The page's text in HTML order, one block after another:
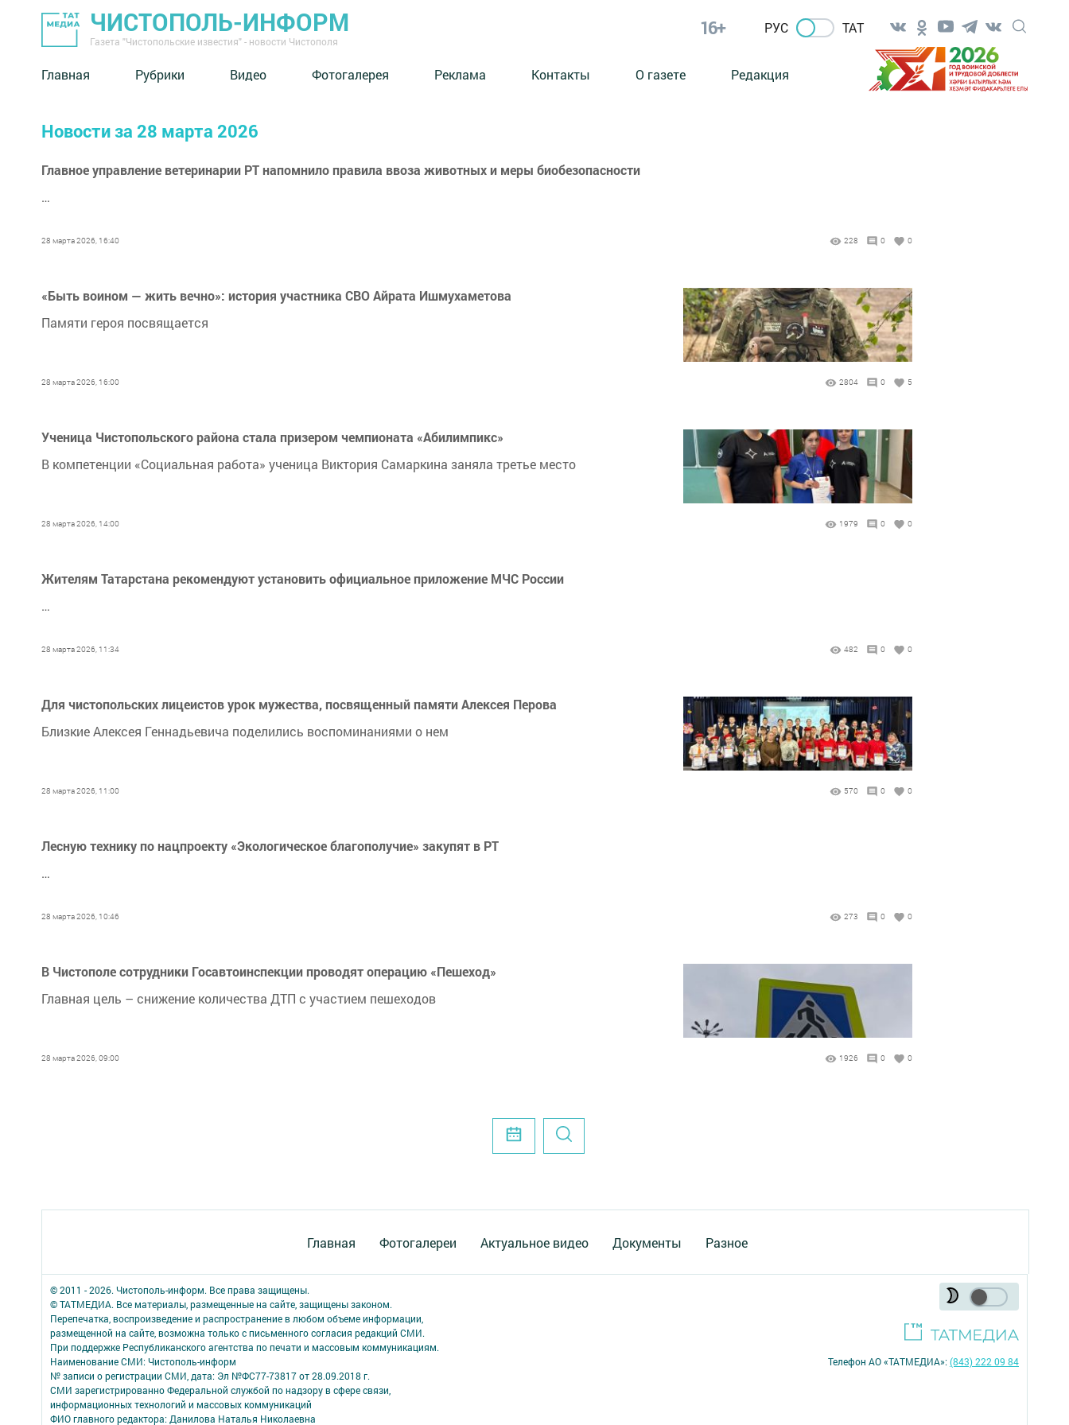
ЧИСТОПОЛЬ-ИНФОРМ
Газета "Чистопольские известия" - новости Чистополя
16+ РУС ТАТ
Главная Рубрики Видео Фотогалерея Реклама Контакты О газете Редакция
Новости за 28 марта 2026
Главное управление ветеринарии РТ напомнило правила ввоза животных и меры биобезопасности
…
28 марта 2026, 16:40 228 0 0
«Быть воином — жить вечно»: история участника СВО Айрата Ишмухаметова
Памяти героя посвящается
28 марта 2026, 16:00 2804 0 5
Ученица Чистопольского района стала призером чемпионата «Абилимпикс»
В компетенции «Социальная работа» ученица Виктория Самаркина заняла третье место
28 марта 2026, 14:00 1979 0 0
Жителям Татарстана рекомендуют установить официальное приложение МЧС России
…
28 марта 2026, 11:34 482 0 0
Для чистопольских лицеистов урок мужества, посвященный памяти Алексея Перова
Близкие Алексея Геннадьевича поделились воспоминаниями о нем
28 марта 2026, 11:00 570 0 0
Лесную технику по нацпроекту «Экологическое благополучие» закупят в РТ
…
28 марта 2026, 10:46 273 0 0
В Чистополе сотрудники Госавтоинспекции проводят операцию «Пешеход»
Главная цель – снижение количества ДТП с участием пешеходов
28 марта 2026, 09:00 1926 0 0
Главная Фотогалереи Актуальное видео Документы Разное
© 2011 - 2026. Чистополь-информ. Все права защищены.
© ТАТМЕДИА. Все материалы, размещенные на сайте, защищены законом.
Перепечатка, воспроизведение и распространение в любом объеме информации,
размещенной на сайте, возможна только с письменного согласия редакций СМИ.
При поддержке Республиканского агентства по печати и массовым коммуникациям.
Наименование СМИ: Чистополь-информ
№ записи о регистрации СМИ, дата: Эл №ФС77-73817 от 28.09.2018 г.
СМИ зарегистрированно Федеральной службой по надзору в сфере связи,
информационных технологий и массовых коммуникаций
ФИО главного редактора: Данилова Наталья Николаевна
Телефон АО «ТАТМЕДИА»:(843) 222 09 84